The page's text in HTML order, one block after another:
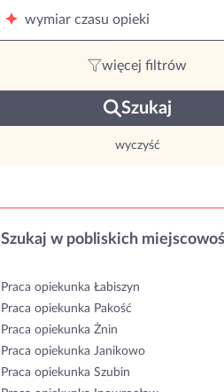
wymiar czasu opieki
więcej filtrów
Szukaj
wyczyść
Szukaj w pobliskich
Praca opiekunka Łabiszyn
Praca opiekunka Pakość
Praca opiekunka Żnin
Praca opiekunka Janikowo
Praca opiekunka Szubin